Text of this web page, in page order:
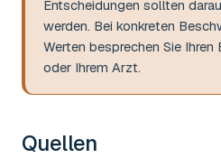
Entscheidungen sollten
werden. Bei konkreten
Werten besprechen Sie
oder Ihrem Arzt.
Quellen